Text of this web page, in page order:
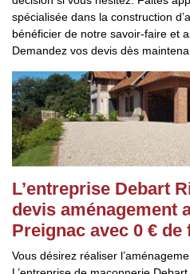
spécialisée dans la construction
bénéficier de notre savoir-faire et
Demandez vos devis dès
L’entreprise Debart
devis aménagement
Preignac avec 0 € de
Vous désirez réaliser